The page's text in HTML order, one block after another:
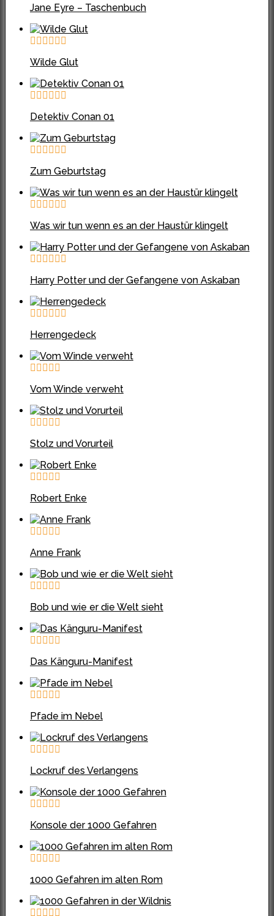
Jane Eyre – Taschenbuch
Wilde Glut
Detektiv Conan 01
Zum Geburtstag
Was wir tun wenn es an der Haustür klingelt
Harry Potter und der Gefangene von Askaban
Herrengedeck
Vom Winde verweht
Stolz und Vorurteil
Robert Enke
Anne Frank
Bob und wie er die Welt sieht
Das Känguru-Manifest
Pfade im Nebel
Lockruf des Verlangens
Konsole der 1000 Gefahren
1000 Gefahren im alten Rom